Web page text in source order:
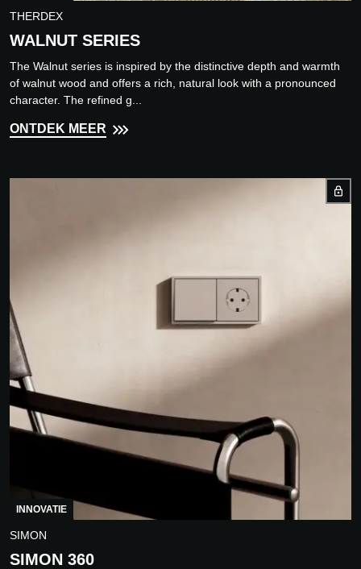
THERDEX
WALNUT SERIES
The Walnut series is inspired by the distinctive depth and warmth
of walnut wood and offers a rich, natural look with a pronounced
character. The refined g...
ONTDEK MEER
INNOVATIE
SIMON
SIMON 360